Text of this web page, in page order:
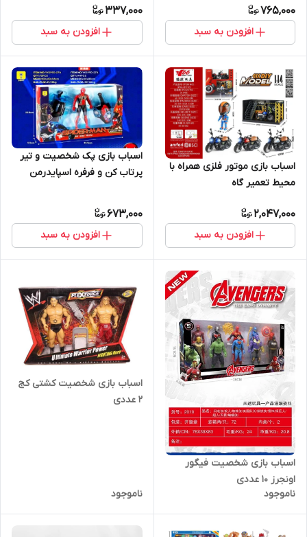
765,000
افزودن به سبد
337,000
افزودن به سبد
اسباب بازی موتور فلزی همراه با
محیط تعمیر گاه
2,047,000
افزودن به سبد
اسباب بازی پک شخصیت و تیر
پرتاب کن و فرفره اسپایدرمن
673,000
افزودن به سبد
اسباب بازی شخصیت فیگور
اونجرز 10 عددی
ناموجود
اسباب بازی شخصیت کشتی کج
2 عددی
ناموجود